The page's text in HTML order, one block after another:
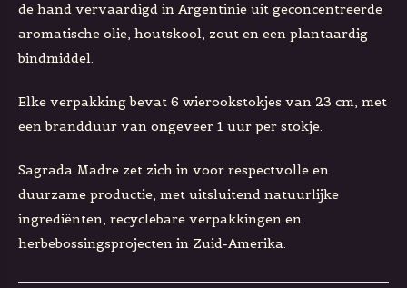
de hand vervaardigd in Argentinië uit geconcentreerde
aromatische olie, houtskool, zout en een plantaardig
bindmiddel.
Elke verpakking bevat 6 wierookstokjes van 23 cm, met
een brandduur van ongeveer 1 uur per stokje.
Sagrada Madre zet zich in voor respectvolle en
duurzame productie, met uitsluitend natuurlijke
ingrediënten, recyclebare verpakkingen en
herbebossingsprojecten in Zuid-Amerika.